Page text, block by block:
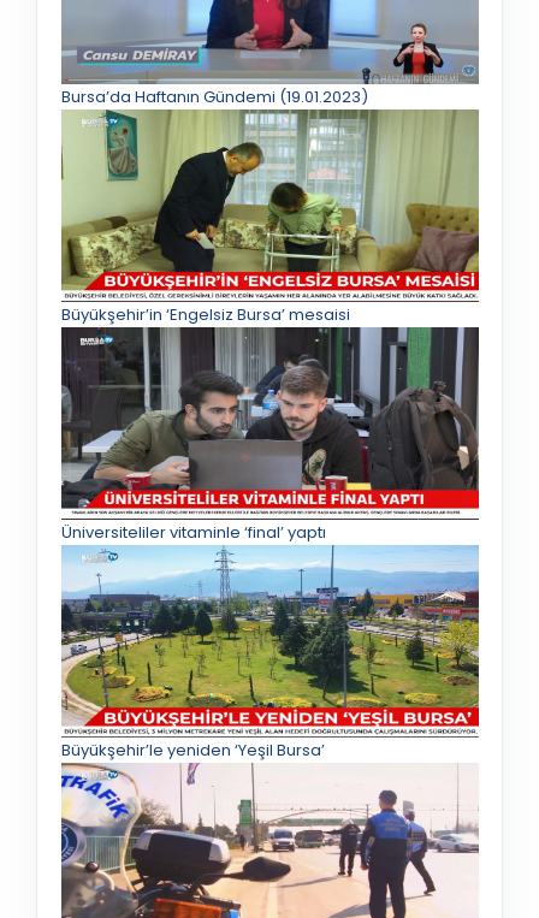
Bursa’da Haftanın Gündemi (19.01.2023)
Büyükşehir’in ‘Engelsiz Bursa’ mesaisi
Üniversiteliler vitaminle ‘final’ yaptı
Büyükşehir’le yeniden ‘Yeşil Bursa’